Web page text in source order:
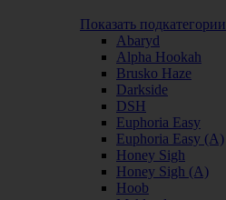
Показать подкатегории
Abaryd
Alpha Hookah
Brusko Haze
Darkside
DSH
Euphoria Easy
Euphoria Easy (А)
Honey Sigh
Honey Sigh (А)
Hoob